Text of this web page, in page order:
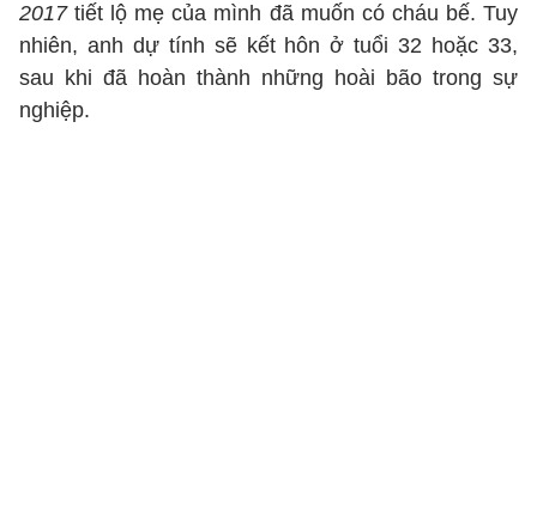
2017tiết lộ mẹ của mình đã muốn có cháu bế. Tuy
nhiên, anh dự tính sẽ kết hôn ở tuổi 32 hoặc 33,
sau khi đã hoàn thành những hoài bão trong sự
nghiệp.